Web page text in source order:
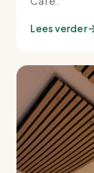
Lees verder